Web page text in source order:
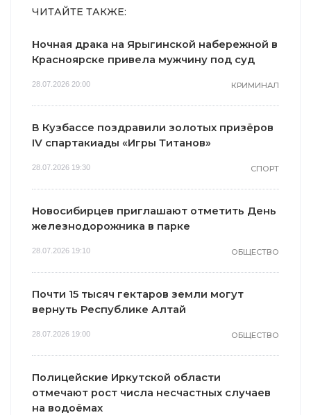
ЧИТАЙТЕ ТАКЖЕ:
Ночная драка на Ярыгинской набережной в
Красноярске привела мужчину под суд
28.07.2026 20:00 КРИМИНАЛ
В Кузбассе поздравили золотых призёров
IV спартакиады «Игры Титанов»
28.07.2026 19:30 СПОРТ
Новосибирцев приглашают отметить День
железнодорожника в парке
28.07.2026 19:10 ОБЩЕСТВО
Почти 15 тысяч гектаров земли могут
вернуть Республике Алтай
28.07.2026 19:00 ОБЩЕСТВО
Полицейские Иркутской области
отмечают рост числа несчастных случаев
на водоёмах